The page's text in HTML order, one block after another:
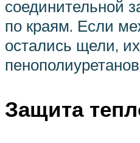
соединительной
по краям. Если
остались щели,
Защита